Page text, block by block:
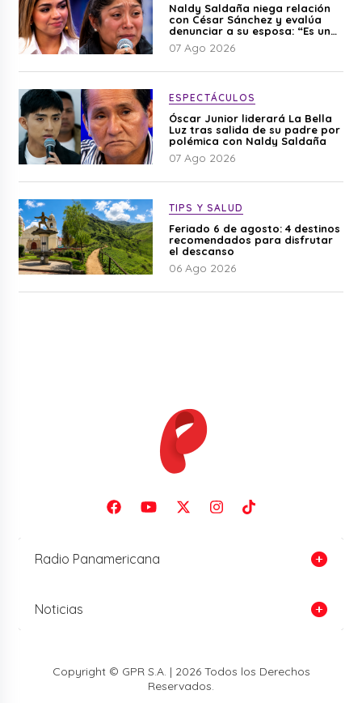
Naldy Saldaña niega relación
con César Sánchez y evalúa
denunciar a su esposa: “Es una
difamación”
07 Ago 2026
ESPECTÁCULOS
Óscar Junior liderará La Bella
Luz tras salida de su padre por
polémica con Naldy Saldaña
07 Ago 2026
TIPS Y SALUD
Feriado 6 de agosto: 4 destinos
recomendados para disfrutar
el descanso
06 Ago 2026
Radio Panamericana
Noticias
Copyright © GPR S.A. | 2026 Todos los Derechos
Reservados.